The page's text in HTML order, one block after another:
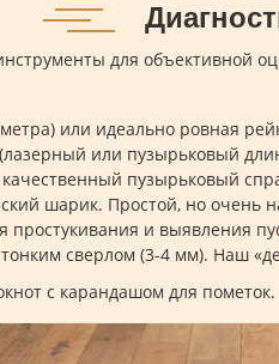
для объективной
или идеально ровная
или пузырьковый
пузырьковый
шарик. Простой, но очень
простукивания и выявления
сверлом (3-4 мм). Наш
с карандашом для пометок.